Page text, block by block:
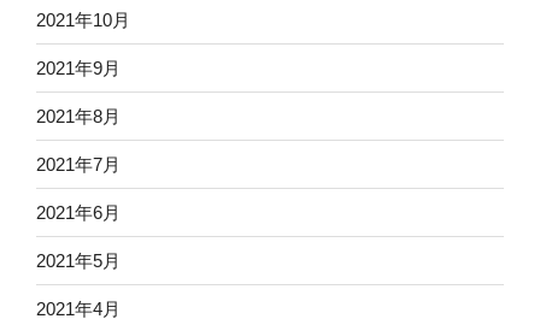
2021年10月
2021年9月
2021年8月
2021年7月
2021年6月
2021年5月
2021年4月